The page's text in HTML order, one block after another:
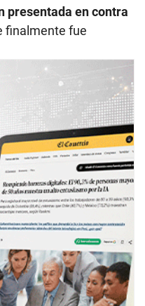
presentada en contra
finalmente fue